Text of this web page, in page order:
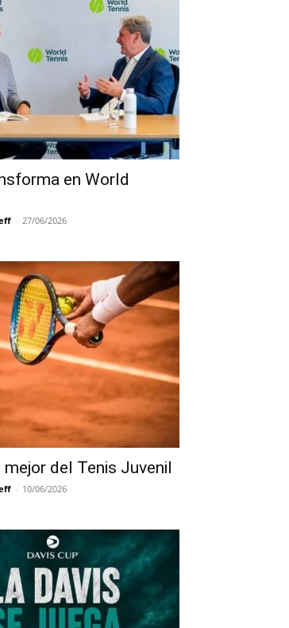
en World
- 27/06/2026
mejor del Tenis Juvenil
- 10/06/2026